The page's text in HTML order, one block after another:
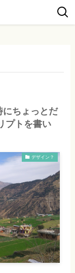
にちょっとだ
プトを書い
デザイン？